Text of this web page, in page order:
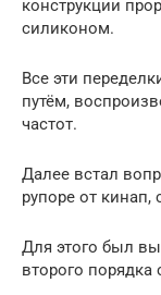
конструкции
силиконом.
Все эти
путём,
частот.
Далее встал
рупоре от кинап,
Для этого был
второго порядка